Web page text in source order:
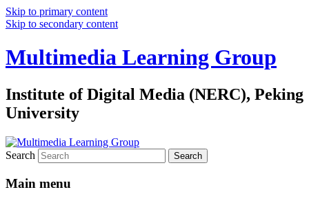
Skip to primary content
Skip to secondary content
Multimedia Learning Group
Institute of Digital Media (NERC), Peking
University
Search
Main menu